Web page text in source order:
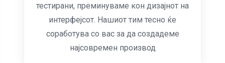
тестирани, преминуваме кон дизајнот на
интерфејсот. Нашиот тим тесно ќе
соработува со вас за да создадеме
најсовремен производ